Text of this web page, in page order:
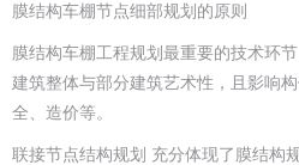
膜结构车棚节点细部规划的原则
膜结构车棚工程规划最重要的技术环
建筑整体与部分建筑艺术性，且影响
全、造价等。
联接节点结构规划 充分体现了膜结构